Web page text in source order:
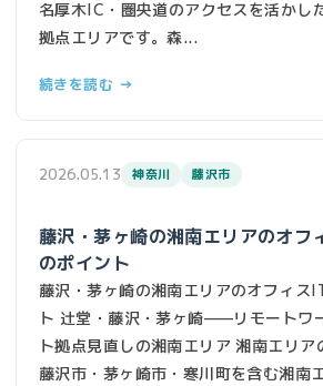
名厚木IC・圏央道のアクセスを活かし
拠点エリアです。森...
続きを読む →
2026.05.13 神奈川 藤沢市
藤沢・茅ヶ崎の湘南エリアのオフ
のポイント
藤沢・茅ヶ崎の湘南エリアのオフィス
ト 辻堂・藤沢・茅ヶ崎——リモートワ
ト拠点見直しの湘南エリア 湘南エリ
藤沢市・茅ヶ崎市・寒川町を含む湘南